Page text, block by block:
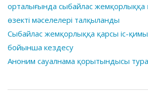
орталығында сыбайлас жемқорлыққа
өзекті мәселелері талқыланды
Сыбайлас жемқорлыққа қарсы іс-
бойынша кездесу
Аноним сауалнама қорытындысы